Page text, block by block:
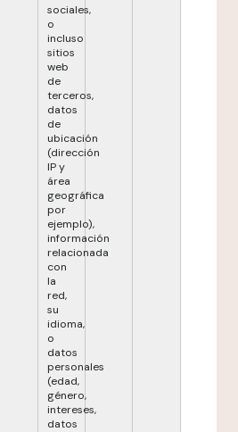
sociales,
o
incluso
sitios
web
de
terceros,
datos
de
ubicación
(dirección
IP y
área
geográfica
por
ejemplo),
información
relacionada
con
la
red,
su
idioma,
o
datos
personales
(edad,
género,
intereses,
datos